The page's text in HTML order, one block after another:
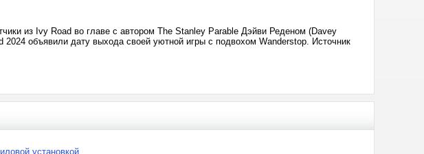
из Ivy Road во главе с автором The Stanley Parable Дэйви Реденом (Davey
объявили дату выхода своей уютной игры с подвохом Wanderstop. Источник
установкой